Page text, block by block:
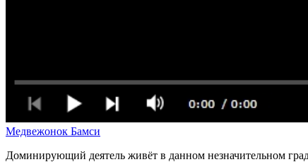
Медвежонок Бамси
Доминирующий деятель живёт в данном незначительном